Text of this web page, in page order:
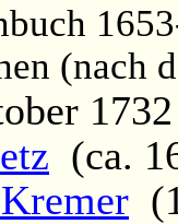
(nach
1732
(ca.